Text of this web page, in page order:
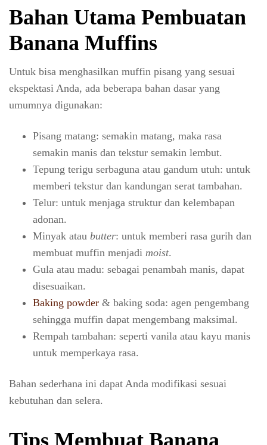
Bahan Utama Pembuatan
Banana Muffins
Untuk bisa menghasilkan muffin pisang yang sesuai
ekspektasi Anda, ada beberapa bahan dasar yang
umumnya digunakan:
Pisang matang: semakin matang, maka rasa
semakin manis dan tekstur semakin lembut.
Tepung terigu serbaguna atau gandum utuh: untuk
memberi tekstur dan kandungan serat tambahan.
Telur: untuk menjaga struktur dan kelembapan
adonan.
Minyak atau butter: untuk memberi rasa gurih dan
membuat muffin menjadi moist.
Gula atau madu: sebagai penambah manis, dapat
disesuaikan.
Baking powder & baking soda: agen pengembang
sehingga muffin dapat mengembang maksimal.
Rempah tambahan: seperti vanila atau kayu manis
untuk memperkaya rasa.
Bahan sederhana ini dapat Anda modifikasi sesuai
kebutuhan dan selera.
Tips Membuat Banana